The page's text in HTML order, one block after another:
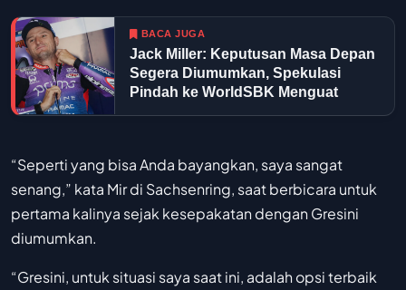
BACA JUGA
Jack Miller: Keputusan Masa Depan
Segera Diumumkan, Spekulasi
Pindah ke WorldSBK Menguat
“Seperti yang bisa Anda bayangkan, saya sangat
senang,” kata Mir di Sachsenring, saat berbicara untuk
pertama kalinya sejak kesepakatan dengan Gresini
diumumkan.
“Gresini, untuk situasi saya saat ini, adalah opsi terbaik